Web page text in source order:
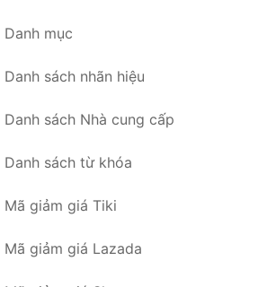
Danh mục
Danh sách nhãn hiệu
Danh sách Nhà cung cấp
Danh sách từ khóa
Mã giảm giá Tiki
Mã giảm giá Lazada